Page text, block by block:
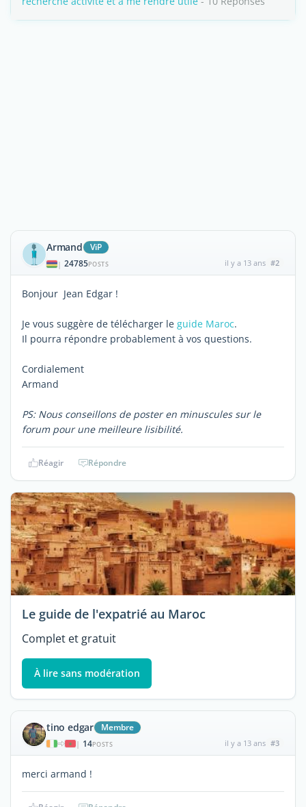
Armand ViP
| 24785POSTS il y a 13 ans #2
Bonjour Jean Edgar !
Je vous suggère de télécharger le guide Maroc.
Il pourra répondre probablement à vos questions.
Cordialement
Armand
PS: Nous conseillons de poster en minuscules sur le
forum pour une meilleure lisibilité.
Réagir Répondre
Le guide de l'expatrié au Maroc
Complet et gratuit
À lire sans modération
tino edgar Membre
| 14POSTS il y a 13 ans #3
merci armand !